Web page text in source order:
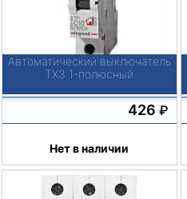
Автоматический выключатель
TX3 1-полюсный
426 ₽
Нет в наличии